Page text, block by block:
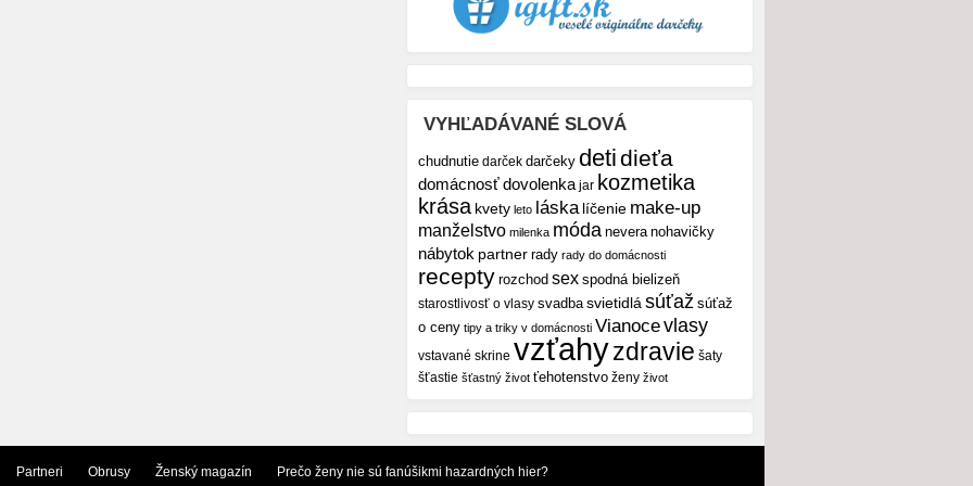
VYHĽADÁVANÉ SLOVÁ
chudnutie darček darčeky detidieťa
domácnosťdovolenka jar kozmetika
krása kvety leto láska líčenie make-up
manželstvo milenka móda nevera nohavičky
nábytok partner rady rady do domácnosti
recepty rozchod sex spodná bielizeň
starostlivosť o vlasy svadba svietidlá súťaž súťaž
o ceny tipy a triky v domácnosti Vianocevlasy
vstavané skrine vzťahyzdravie šaty
šťastie šťastný život ťehotenstvo ženy život
Partneri Obrusy Ženský magazín Prečo ženy nie sú fanúšikmi hazardných hier?